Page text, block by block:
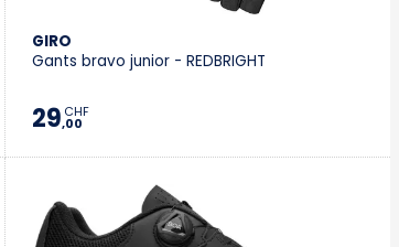
GIRO
Gants bravo junior - REDBRIGHT
29,00
CHF